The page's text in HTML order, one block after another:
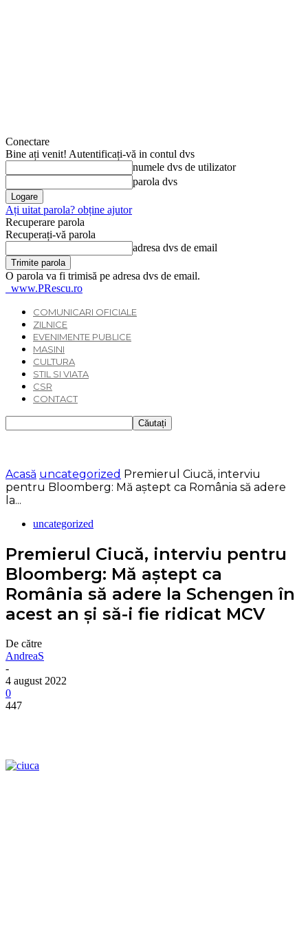
Conectare
Bine ați venit! Autentificați-vă in contul dvs
numele dvs de utilizator
parola dvs
Ați uitat parola? obține ajutor
Recuperare parola
Recuperați-vă parola
adresa dvs de email
O parola va fi trimisă pe adresa dvs de email.
www.PRescu.ro
COMUNICARI OFICIALE
ZILNICE
EVENIMENTE PUBLICE
MASINI
CULTURA
STIL SI VIATA
CSR
CONTACT
Acasă uncategorized Premierul Ciucă, interviu
pentru Bloomberg: Mă aștept ca România să adere
la...
uncategorized
Premierul Ciucă, interviu pentru
Bloomberg: Mă aștept ca
România să adere la Schengen în
acest an și să-i fie ridicat MCV
De către
AndreaS
-
4 august 2022
0
447